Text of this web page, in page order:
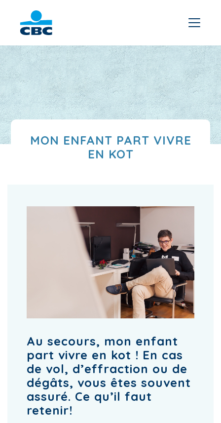
MON ENFANT PART VIVRE
EN KOT
Au secours, mon enfant
part vivre en kot ! En cas
de vol, d’effraction ou de
dégâts, vous êtes souvent
assuré. Ce qu’il faut
retenir!